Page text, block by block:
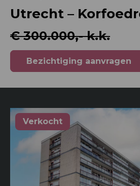
Utrecht –
€ 300.000,- k.k.
Bezichtiging aanvragen
Verkocht